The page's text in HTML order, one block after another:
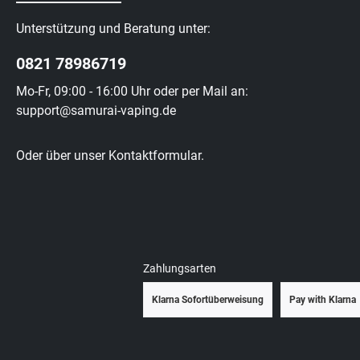
Unterstützung und Beratung unter:
0821 78986719
Mo-Fr, 09:00 - 16:00 Uhr oder per Mail an:
support@samurai-vaping.de
Oder über unser Kontaktformular.
Zahlungsarten
Klarna Sofortüberweisung Pay with Klarna